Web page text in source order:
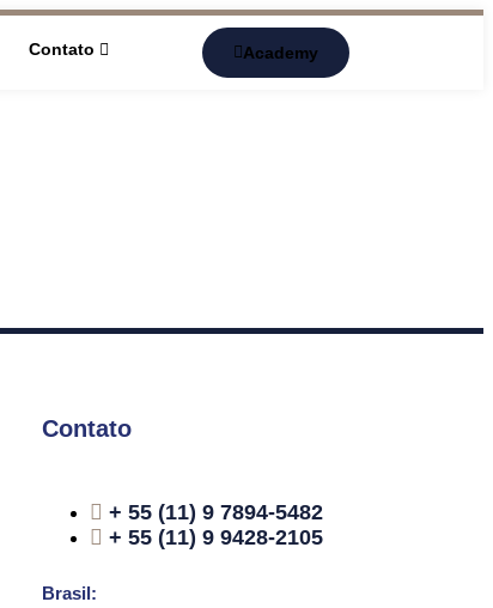
Contato Academy
Contato
+ 55 (11) 9 7894-5482
+ 55 (11) 9 9428-2105
Brasil: